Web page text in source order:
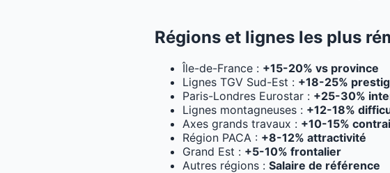
Régions et lignes les plus
Île-de-France : +15-20% vs province
Lignes TGV Sud-Est : +18-25%
Paris-Londres Eurostar : +25-30%
Lignes montagneuses : +12-18%
Axes grands travaux : +10-15%
Région PACA : +8-12% attractivité
Grand Est : +5-10% frontalier
Autres régions : Salaire de référence